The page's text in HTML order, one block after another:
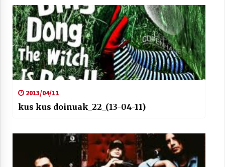
Arrosaren laburpen bideoa Hamaika
Telebistaren eskutik
2013/04/11
kus kus doinuak_22_(13-04-11)